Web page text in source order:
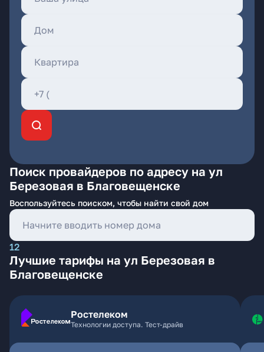
Поиск провайдеров по адресу на ул
Березовая в Благовещенске
Воспользуйтесь поиском, чтобы найти свой дом
12
Лучшие тарифы на ул Березовая в
Благовещенске
Ростелеком
Технологии доступа. Тест-драйв